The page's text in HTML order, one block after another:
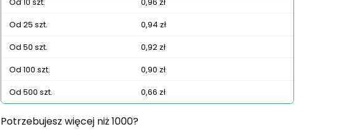
Od 25 szt.
0,94 zł
Od 50 szt.
0,92 zł
Od 100 szt.
0,90 zł
Od 500 szt.
0,66 zł
Potrzebujesz więcej niż 1000?